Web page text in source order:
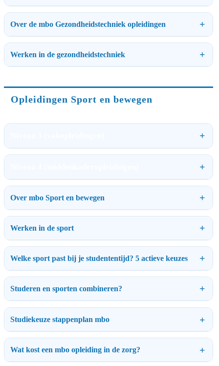
Over de mbo Gezondheidstechniek opleidingen
Werken in de gezondheidstechniek
Opleidingen Sport en bewegen
Over mbo Sport en bewegen
Werken in de sport
Welke sport past bij je studententijd? 5 actieve keuzes
Studeren en sporten combineren?
Studiekeuze stappenplan mbo
Wat kost een mbo opleiding in de zorg?